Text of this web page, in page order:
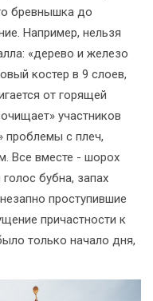
бревнышка до
Например, нельзя
«дерево и железо
костер в 9 слоев,
от горящей
участников
проблемы с плеч,
Все вместе - шорох
бубна, запах
проступившие
причастности к
только начало дня,